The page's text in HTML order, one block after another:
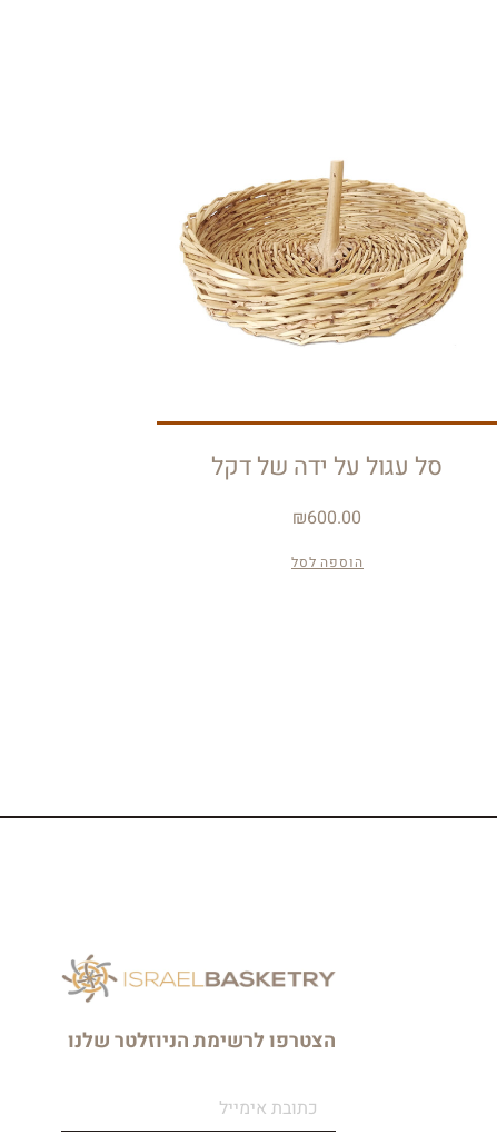
סל עגול על ידה של דקל
₪600.00
הוספה לסל
הצטרפו לרשימת הניוזלטר שלנו